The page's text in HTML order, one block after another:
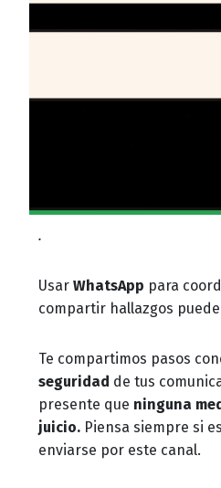
.
Usar WhatsApp para
compartir hallazgos
Te compartimos pasos
seguridad de tus
presente que ninguna
juicio. Piensa siempre si
enviarse por este canal.